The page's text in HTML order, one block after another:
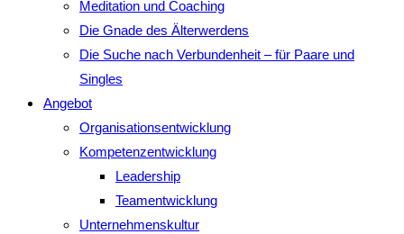
Meditation und Coaching
Die Gnade des Älterwerdens
Die Suche nach Verbundenheit – für Paare und
Singles
Angebot
Organisationsentwicklung
Kompetenzentwicklung
Leadership
Teamentwicklung
Unternehmenskultur